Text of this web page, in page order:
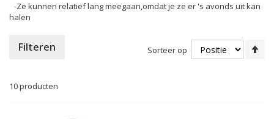
-Ze kunnen relatief lang meegaan,omdat je ze er 's avonds uit kan
halen
10producten
Sorteer op
Filteren